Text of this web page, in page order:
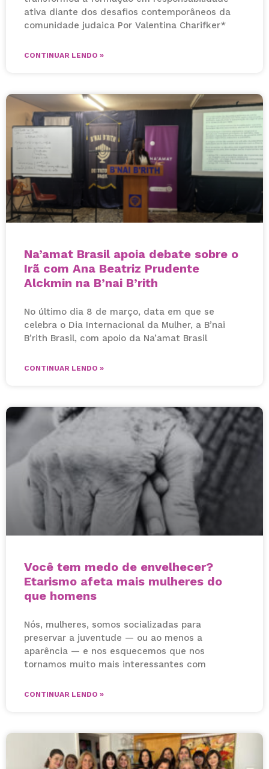
ativa diante dos desafios contemporâneos da
comunidade judaica Por Valentina Charifker*
CONTINUAR LENDO »
Na’amat Brasil apoia debate sobre o
Irã com Ana Beatriz Prudente
Alckmin na B’nai B’rith
No último dia 8 de março, data em que se
celebra o Dia Internacional da Mulher, a B’nai
B’rith Brasil, com apoio da Na’amat Brasil
CONTINUAR LENDO »
Você tem medo de envelhecer?
Etarismo afeta mais mulheres do
que homens
Nós, mulheres, somos socializadas para
preservar a juventude — ou ao menos a
aparência — e nos esquecemos que nos
tornamos muito mais interessantes com
CONTINUAR LENDO »